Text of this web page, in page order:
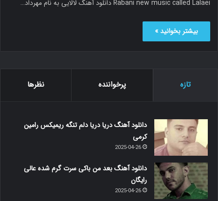
Rabani new music called Lalaei دانلود آهنگ لالایی به نام مهرداد…
بیشتر بخوانید »
تازه پرخواننده نظرها
دانلود آهنگ دریا دریا دلم تنگه ریمیکس رامین
کرمی
2025-04-26
دانلود آهنگ بعد من باکی سرت گرم شده عالی
رایگان
2025-04-26